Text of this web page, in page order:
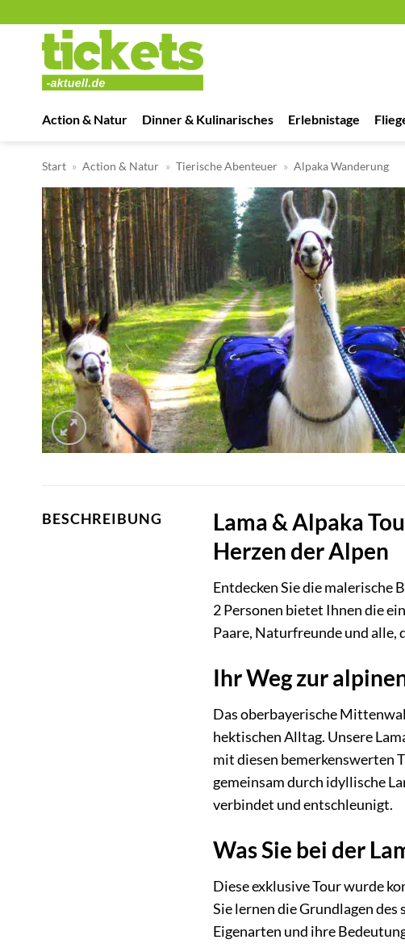
springen
Action & Natur Dinner & Kulinarisches Erlebnistage
Start » Action & Natur » Tierische Abenteuer » Alpaka Wanderung
BESCHREIBUNG
Lama & Alpaka
Herzen der Alpen
Entdecken Sie die malerische
2 Personen bietet Ihnen die
Paare, Naturfreunde und alle,
Ihr Weg zur
Das oberbayerische
hektischen Alltag. Unsere
mit diesen bemerkenswerten
gemeinsam durch idyllische
verbindet und entschleunigt.
Was Sie bei der
Diese exklusive Tour wurde
Sie lernen die Grundlagen
Eigenarten und ihre